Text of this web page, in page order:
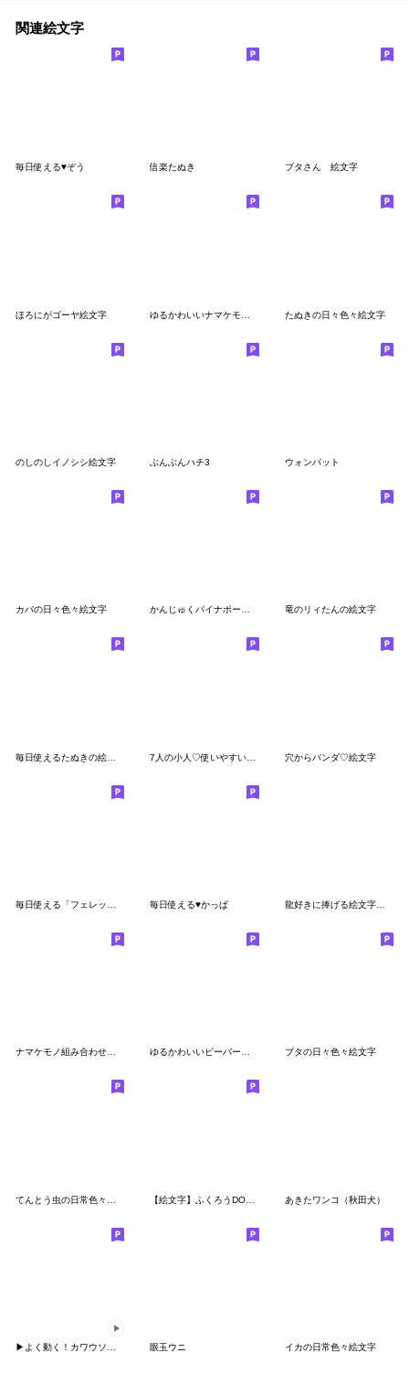
関連絵文字
毎日使える♥ぞう 信楽たぬき ブタさん 絵文字
ほろにがゴーヤ絵文字 たぬきの日々色々絵文字
のしのしイノシシ絵文字 ぶんぶんハチ3 ウォンバット
カバの日々色々絵文字 かんじゅくパイナポーの絵文字 竜のリィたんの絵文字
穴からパンダ♡絵文字
毎日使える♥かっぱ 龍好きに捧げる絵文字【竜】【辰年】
ナマケモノ組み合わせ自由な絵文字 ゆるかわいいビーバーさん絵文字 ブタの日々色々絵文字
あきたワンコ（秋田犬）
眼玉ウニ イカの日常色々絵文字